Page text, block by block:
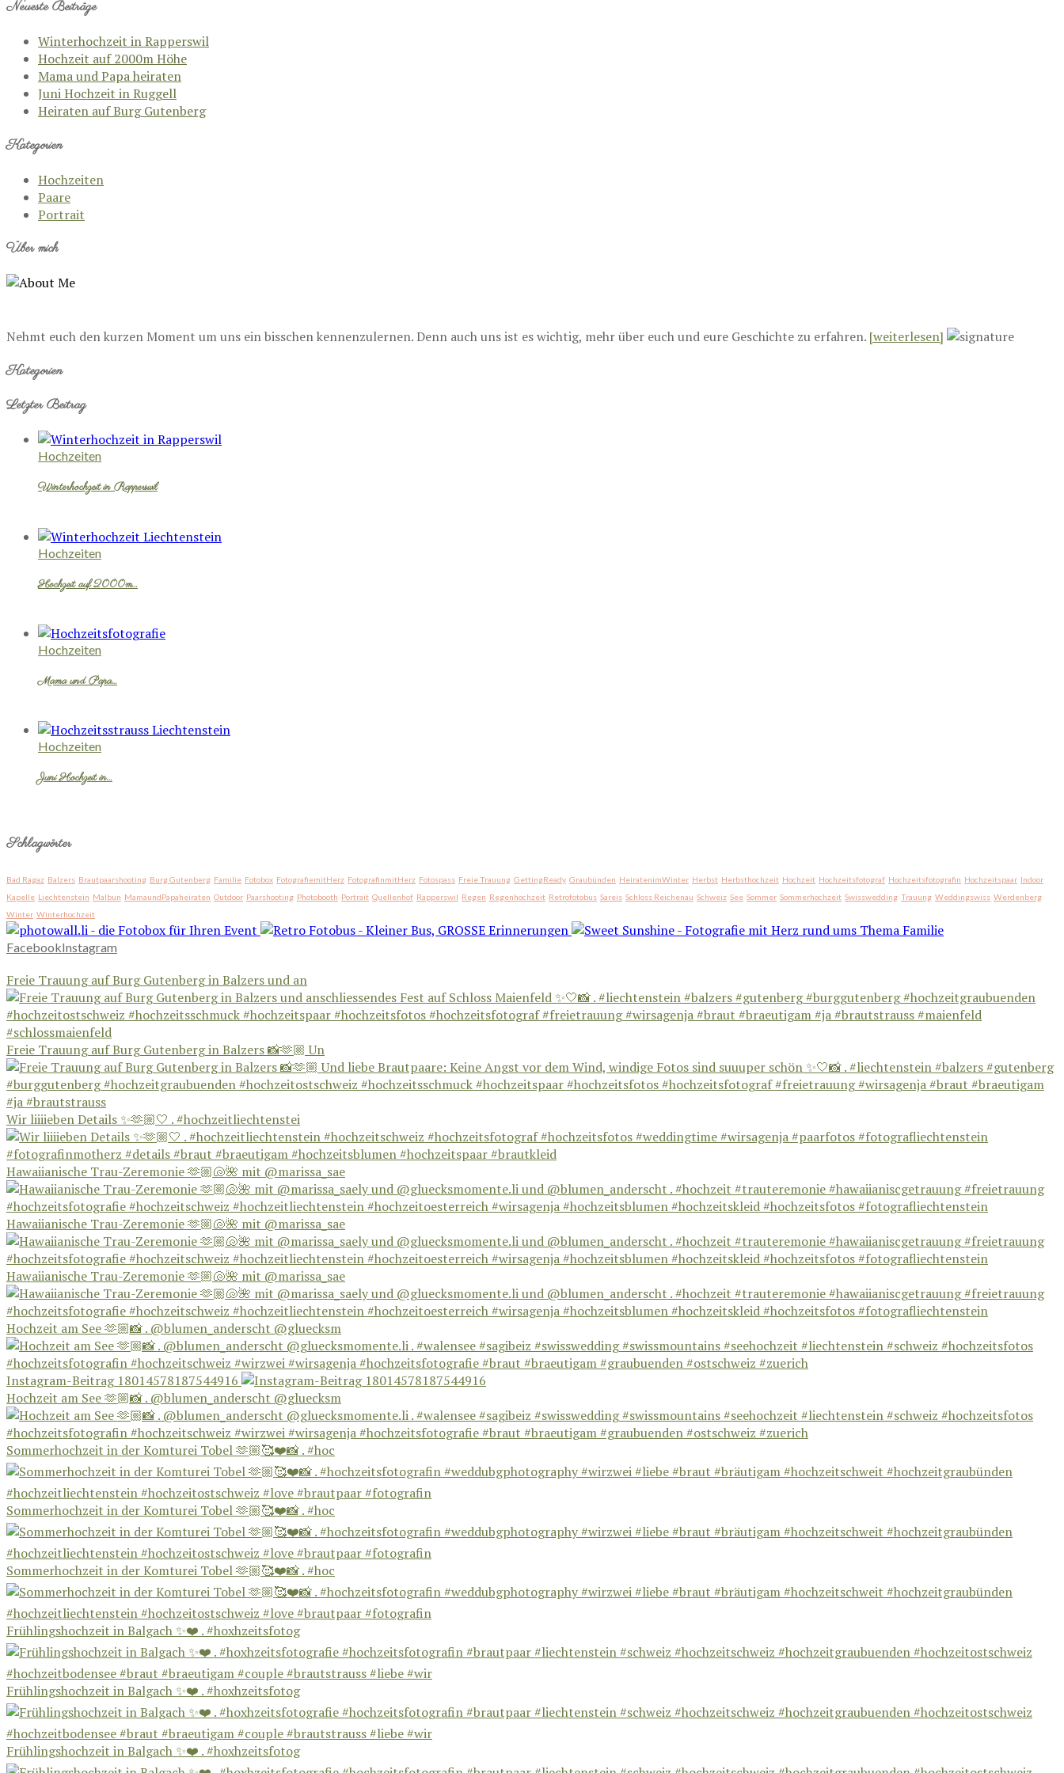
Neueste Beiträge
Winterhochzeit in Rapperswil
Hochzeit auf 2000m Höhe
Mama und Papa heiraten
Juni Hochzeit in Ruggell
Heiraten auf Burg Gutenberg
Kategorien
Hochzeiten
Paare
Portrait
Über mich
Nehmt euch den kurzen Moment um uns ein bisschen kennenzulernen. Denn auch uns ist es wichtig, mehr über euch und eure Geschichte zu erfahren. [weiterlesen]
Kategorien
Letzter Beitrag
Hochzeiten
Winterhochzeit in Rapperswil
Hochzeiten
Hochzeit auf 2000m…
Hochzeiten
Mama und Papa…
Hochzeiten
Juni Hochzeit in…
Schlagwörter
Bad Ragaz Balzers Brautpaarshooting Burg Gutenberg Familie Fotobox FotografiemitHerz FotografinmitHerz Fotospass Freie Trauung GettingReady Graubünden HeiratenimWinter Herbst Herbsthochzeit Hochzeit Hochzeitsfotograf Hochzeitsfotografin Hochzeitspaar Indoor
Kapelle Liechtenstein Malbun MamaundPapaheiraten Outdoor Paarshooting Photobooth Portrait Quellenhof Rapperswil Regen Regenhochzeit Retrofotobus Sareis Schloss Reichenau Schweiz See Sommer Sommerhochzeit Swisswedding Trauung Weddingswiss Werdenberg
Winter Winterhochzeit
FacebookInstagram
Freie Trauung auf Burg Gutenberg in Balzers und an
Freie Trauung auf Burg Gutenberg in Balzers 📸🫶🏼 Un
Wir liiiieben Details ✨🫶🏼🤍 . #hochzeitliechtenstei
Hawaiianische Trau-Zeremonie 🫶🏼🐚🌺 mit @marissa_sae
Hawaiianische Trau-Zeremonie 🫶🏼🐚🌺 mit @marissa_sae
Hawaiianische Trau-Zeremonie 🫶🏼🐚🌺 mit @marissa_sae
Hochzeit am See 🫶🏼📸 . @blumen_anderscht @gluecksm
Instagram-Beitrag 18014578187544916
Hochzeit am See 🫶🏼📸 . @blumen_anderscht @gluecksm
Sommerhochzeit in der Komturei Tobel 🫶🏼🥰❤️📸 . #hoc
Sommerhochzeit in der Komturei Tobel 🫶🏼🥰❤️📸 . #hoc
Sommerhochzeit in der Komturei Tobel 🫶🏼🥰❤️📸 . #hoc
Frühlingshochzeit in Balgach ✨❤️ . #hoxhzeitsfotog
Frühlingshochzeit in Balgach ✨❤️ . #hoxhzeitsfotog
Frühlingshochzeit in Balgach ✨❤️ . #hoxhzeitsfotog